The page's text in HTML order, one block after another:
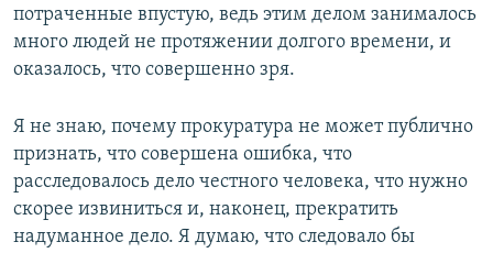
потраченные впустую, ведь этим делом занималось
много людей не протяжении долгого времени, и
оказалось, что совершенно зря.
Я не знаю, почему прокуратура не может публично
признать, что совершена ошибка, что
расследовалось дело честного человека, что нужно
скорее извиниться и, наконец, прекратить
надуманное дело. Я думаю, что следовало бы